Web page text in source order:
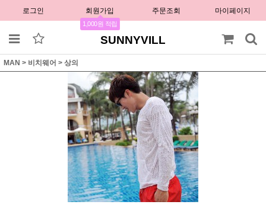
로그인 회원가입
1,000원 적립
주문조회 마이페이지
SUNNYVILL
MAN > 비치웨어 > 상의